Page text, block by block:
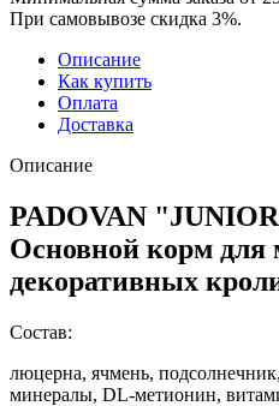
При самовывозе скидка 3%.
Описание
Как купить
Оплата
Доставка
Описание
PADOVAN
Основной корм для
декоративных
Состав:
люцерна, ячмень,
минералы, DL-метионин,